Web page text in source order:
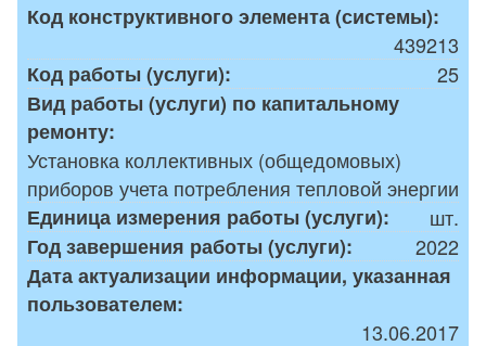
Код конструктивного элемента (системы):
439213
Код работы (услуги):
25
Вид работы (услуги) по капитальному
ремонту:
Установка коллективных (общедомовых)
приборов учета потребления тепловой энергии
Единица измерения работы (услуги):
шт.
Год завершения работы (услуги):
2022
Дата актуализации информации, указанная
пользователем:
13.06.2017